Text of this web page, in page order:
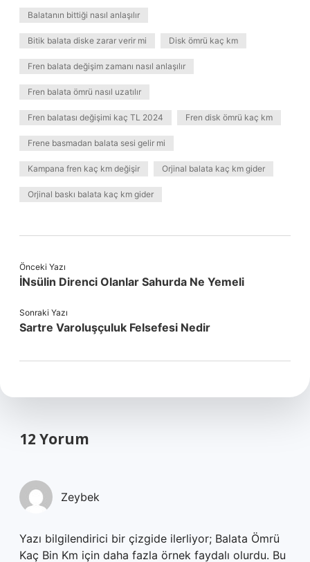
Balatanın bittiği nasıl anlaşılır
Bitik balata diske zarar verir mi Disk ömrü kaç km
Fren balata değişim zamanı nasıl anlaşılır
Fren balata ömrü nasıl uzatılır
Fren balatası değişimi kaç TL 2024 Fren disk ömrü kaç km
Frene basmadan balata sesi gelir mi
Kampana fren kaç km değişir Orjinal balata kaç km gider
Orjinal baskı balata kaç km gider
Önceki Yazı
İNsülin Direnci Olanlar Sahurda Ne Yemeli
Sonraki Yazı
Sartre Varoluşçuluk Felsefesi Nedir
12 Yorum
Zeybek
Yazı bilgilendirici bir çizgide ilerliyor; Balata Ömrü
Kaç Bin Km için daha fazla örnek faydalı olurdu. Bu